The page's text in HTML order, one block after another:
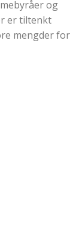
og
er tiltenkt
mengder for